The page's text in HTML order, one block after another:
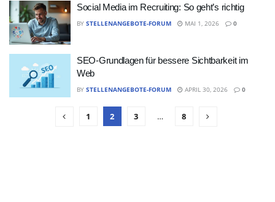
Social Media im Recruiting: So geht’s richtig
BY STELLENANGEBOTE-FORUM MAI 1, 2026 0
SEO-Grundlagen für bessere Sichtbarkeit im
Web
BY STELLENANGEBOTE-FORUM APRIL 30, 2026 0
1 2 3 … 8